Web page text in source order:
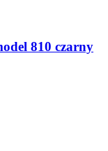
810 czarny